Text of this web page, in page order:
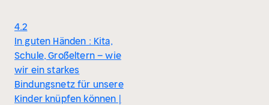
4.2
In guten Händen : Kita,
Schule, Großeltern – wie
wir ein starkes
Bindungsnetz für unsere
Kinder knüpfen können |